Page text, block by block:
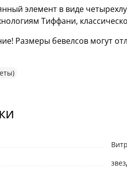
элемент в виде
Тиффани,
Размеры бевелсов могут